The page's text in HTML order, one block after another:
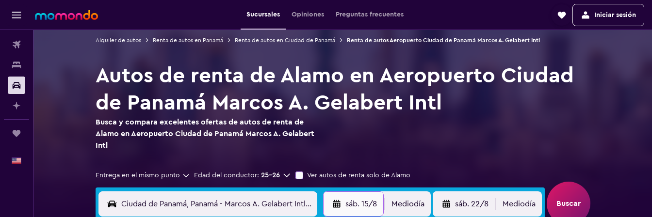
Sucursales Opiniones Preguntas frecuentes Iniciar sesión
Alquiler de autos Renta de autos en Panamá Renta de autos en Ciudad de Panamá Renta de autos Aeropuerto Ciudad de Panamá Marcos A. Gelabert Intl
Autos de renta de Alamo en Aeropuerto Ciudad
de Panamá Marcos A. Gelabert Intl
Busca y compara excelentes ofertas de autos de renta de
Alamo en Aeropuerto Ciudad de Panamá Marcos A. Gelabert
Intl
Entrega en el mismo punto Edad del conductor: 25-26 Ver autos de renta solo de Alamo
sáb. 15/8 Mediodía sáb. 22/8 Mediodía Buscar